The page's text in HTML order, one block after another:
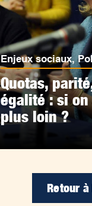
Enjeux sociaux,
Quotas,
égalité : si
plus loin ?
Retour